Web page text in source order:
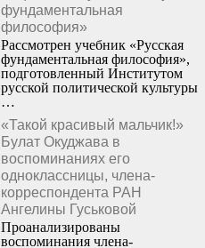
фундаментальная
философия»
Рассмотрен учебник «Русская
фундаментальная философия»,
подготовленный Институтом
русской политической культуры
…
«Такой красивый мальчик!»
Булат Окуджава в
воспоминаниях его
одноклассницы, члена-
корреспондента РАН
Ангелины Гуськовой
Проанализированы
воспоминания члена­